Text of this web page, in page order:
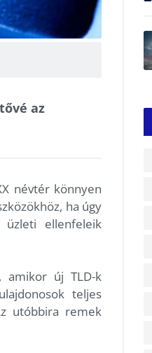
az
névtér könnyen
ha úgy
üzleti ellenfeleik
amikor új TLD-k
teljes
utóbbira remek